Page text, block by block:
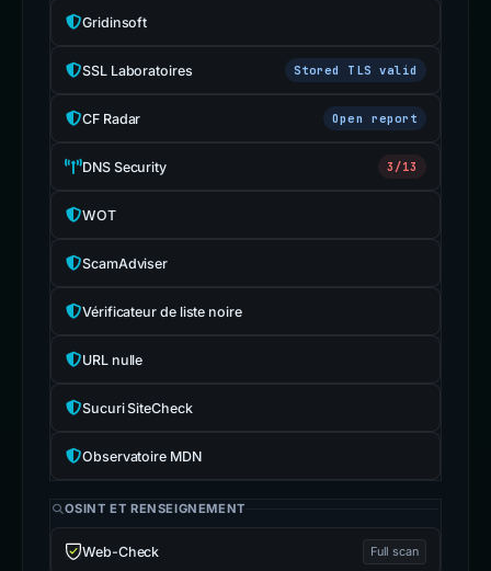
Gridinsoft
SSL Laboratoires Stored TLS valid
CF Radar Open report
DNS Security 3/13
WOT
ScamAdviser
Vérificateur de liste noire
URL nulle
Sucuri SiteCheck
Observatoire MDN
OSINT ET RENSEIGNEMENT
Web-Check Full scan